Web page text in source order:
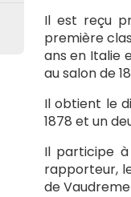
Il est reçu
première
ans en Italie
au salon de
Il obtient le
1878 et un
Il participe
rapporteur,
de